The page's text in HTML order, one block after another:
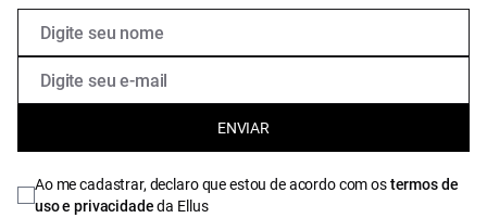
ENVIAR
Ao me cadastrar, declaro que estou de acordo com ostermos de
uso e privacidadeda Ellus